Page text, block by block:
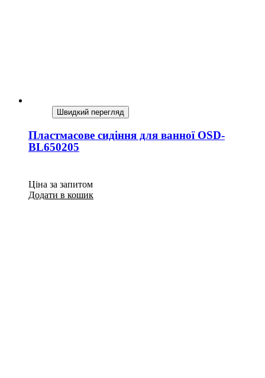
Швидкий перегляд
Пластмасове сидіння для ванної OSD-
BL650205
Ціна за запитом
Додати в кошик